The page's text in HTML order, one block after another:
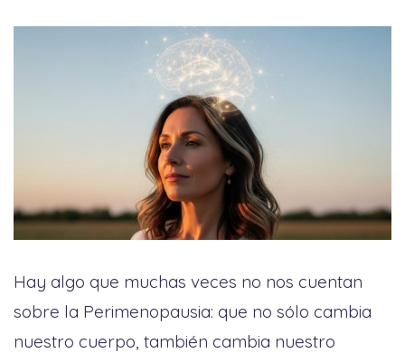
Hay algo que muchas veces no nos cuentan
sobre la Perimenopausia: que no sólo cambia
nuestro cuerpo, también cambia nuestro